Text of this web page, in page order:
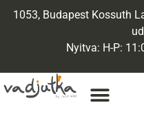
1053, Budapest Kossuth
Nyitva: H-P: